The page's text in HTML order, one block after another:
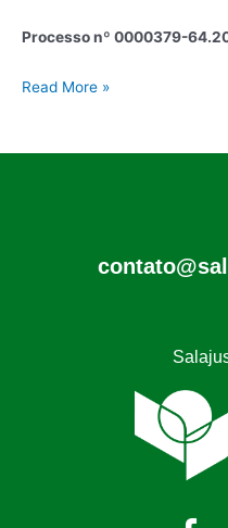
Processo nº 0000379-
Read More »